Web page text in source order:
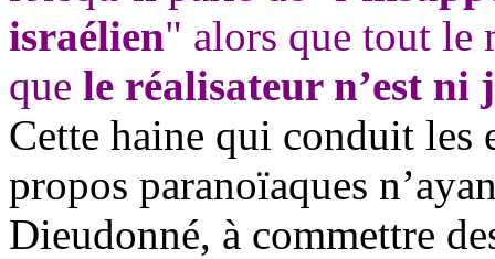
israélien" alors que tout le
que le réalisateur n’est
Cette haine qui conduit les
propos paranoïaques
Dieudonné, à commettre